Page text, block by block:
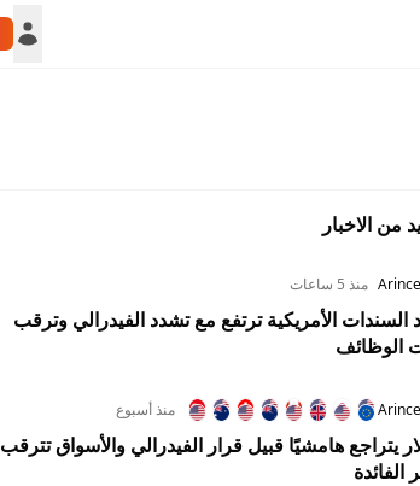
USDTRY
SARUSD
KWDUSD
من الاخبار
منذ 5 ساعات
السندات الأمريكية ترتفع مع تشدد الفيدرالي وترقب
الوظائف
منذ أسبوع
يتراجع هامشيًا قبيل قرار الفيدرالي والأسواق تترقب
الفائدة